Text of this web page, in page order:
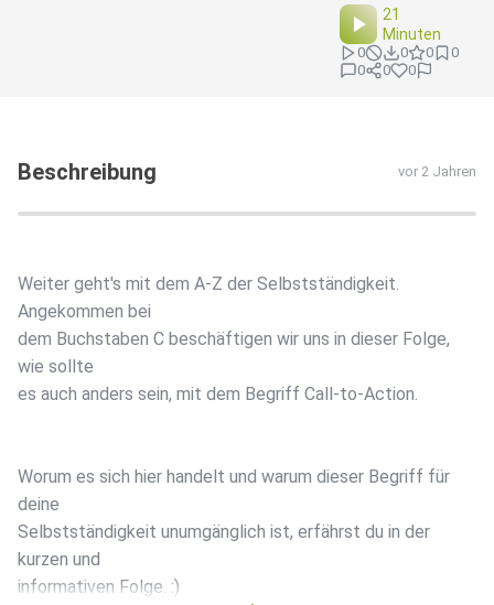
21
Minuten
0 0 0
0
0
0 0
Beschreibung vor 2 Jahren
Weiter geht's mit dem A-Z der Selbstständigkeit.
Angekommen bei
dem Buchstaben C beschäftigen wir uns in dieser Folge,
wie sollte
es auch anders sein, mit dem Begriff Call-to-Action.
Worum es sich hier handelt und warum dieser Begriff für
deine
Selbstständigkeit unumgänglich ist, erfährst du in der
kurzen und
informativen Folge. :)